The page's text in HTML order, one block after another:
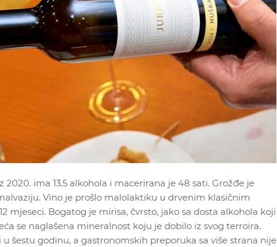
2020. ima 13.5 alkohola i macerirana je 48 sati. Grožđe je
Vino je prošlo malolaktiku u drvenim klasičnim
mjeseci. Bogatog je mirisa, čvrsto, jako sa dosta alkohola koji
se naglašena mineralnost koju je dobilo iz svog terroira.
šestu godinu, a gastronomskih preporuka sa više strana nije